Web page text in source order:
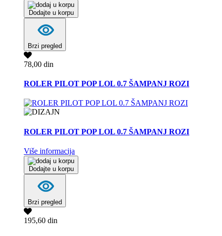
Dodajte u korpu
Brzi pregled
78,00 din
ROLER PILOT POP LOL 0.7 ŠAMPANJ ROZI
ROLER PILOT POP LOL 0.7 ŠAMPANJ ROZI
Više informacija
Dodajte u korpu
Brzi pregled
195,60 din